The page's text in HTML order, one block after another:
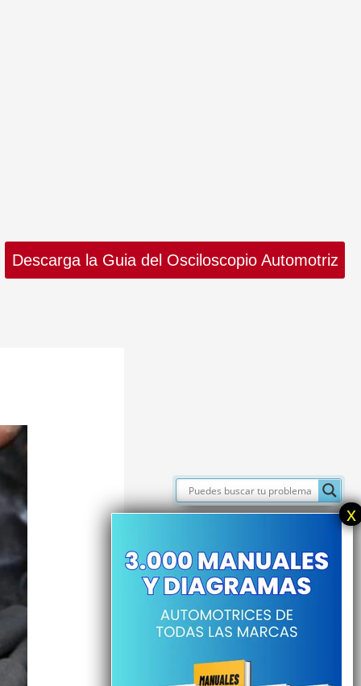
Descarga la Guia del Osciloscopio Automotriz